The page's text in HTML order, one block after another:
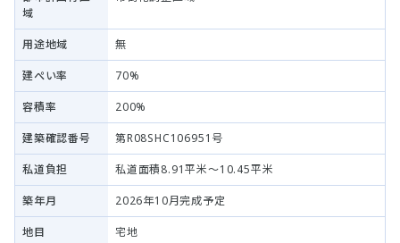
域
用途地域 無
建ぺい率 70%
容積率 200%
建築確認番号 第R08SHC106951号
私道負担 私道面積8.91平米～10.45平米
築年月 2026年10月完成予定
地目 宅地